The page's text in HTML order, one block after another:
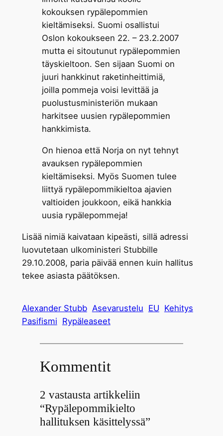
kokouksen rypälepommien
kieltämiseksi. Suomi osallistui
Oslon kokoukseen 22. – 23.2.2007
mutta ei sitoutunut rypälepommien
täyskieltoon. Sen sijaan Suomi on
juuri hankkinut raketinheittimiä,
joilla pommeja voisi levittää ja
puolustusministeriön mukaan
harkitsee uusien rypälepommien
hankkimista.
On hienoa että Norja on nyt tehnyt
avauksen rypälepommien
kieltämiseksi. Myös Suomen tulee
liittyä rypälepommikieltoa ajavien
valtioiden joukkoon, eikä hankkia
uusia rypälepommeja!
Lisää nimiä kaivataan kipeästi, sillä adressi
luovutetaan ulkoministeri Stubbille
29.10.2008, paria päivää ennen kuin hallitus
tekee asiasta päätöksen.
Alexander Stubb Asevarustelu EU Kehitys
Pasifismi Rypäleaseet
Kommentit
2 vastausta artikkeliin
“Rypälepommikielto
hallituksen käsittelyssä”